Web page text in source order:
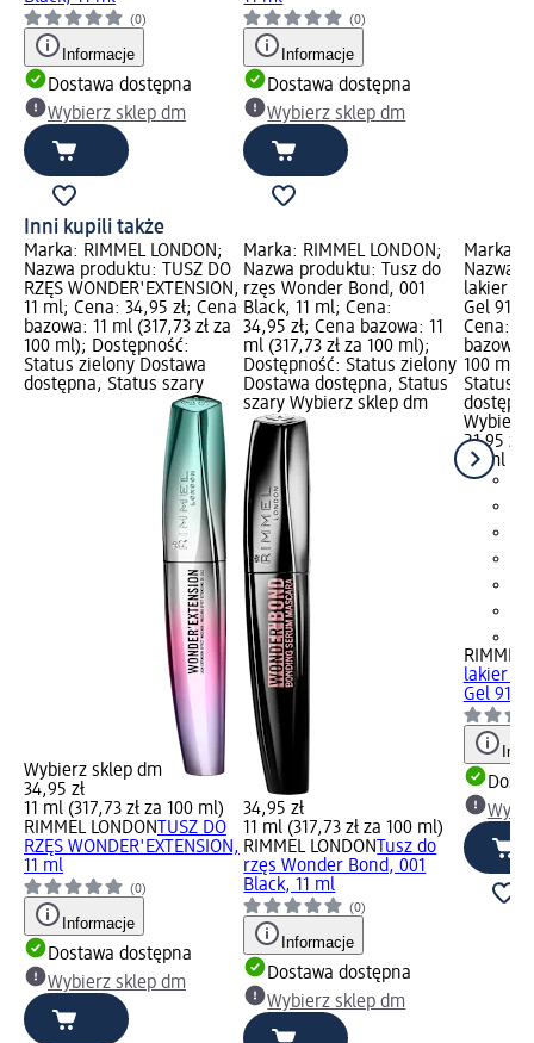
(0)
Informacje
Dostawa dostępna
Wybierz sklep dm
(0)
Informacje
Dostawa dostępna
Wybierz sklep dm
Inni kupili także
Marka: RIMMEL LONDON;
Nazwa produktu: TUSZ DO
RZĘS WONDER'EXTENSION,
11 ml; Cena: 34,95 zł; Cena
bazowa: 11 ml (317,73 zł za
100 ml); Dostępność:
Status zielony Dostawa
dostępna, Status szary
Wybierz sklep dm
34,95 zł
11 ml (317,73 zł za 100 ml)
RIMMEL LONDON TUSZ DO
RZĘS WONDER'EXTENSION,
11 ml
(0)
Informacje
Dostawa dostępna
Wybierz sklep dm
Marka: RIMMEL LONDON;
Nazwa produktu: Tusz do
rzęs Wonder Bond, 001
Black, 11 ml; Cena:
34,95 zł; Cena bazowa: 11
ml (317,73 zł za 100 ml);
Dostępność: Status zielony
Dostawa dostępna, Status
szary Wybierz sklep dm
34,95 zł
11 ml (317,73 zł za 100 ml)
RIMMEL LONDON Tusz do
rzęs Wonder Bond, 001
Black, 11 ml
(0)
Informacje
Dostawa dostępna
Wybierz sklep dm
Marka:
Nazwa
lakier
Gel 91
Cena:
bazowa:
100 ml);
Status
Wybierz
21,95 zł
12 ml
RIMMEL
lakier
Gel 91